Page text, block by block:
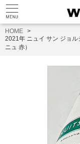
HOME
2021年 ニュイ サン ジョ
ニュ 赤）